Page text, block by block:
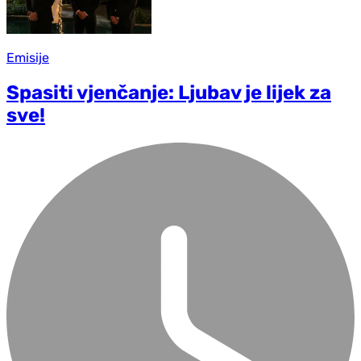
Emisije
Spasiti vjenčanje: Ljubav je lijek za
sve!